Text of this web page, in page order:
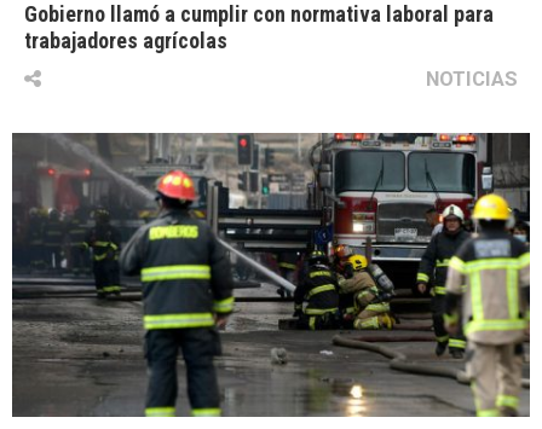
Gobierno llamó a cumplir con normativa laboral para
trabajadores agrícolas
NOTICIAS